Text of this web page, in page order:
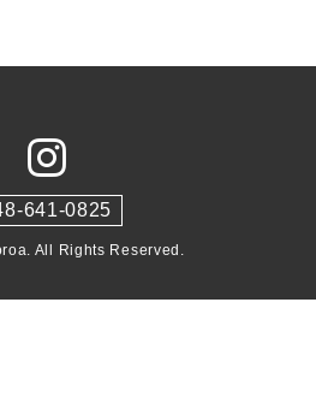
641-0825
. All Rights Reserved.